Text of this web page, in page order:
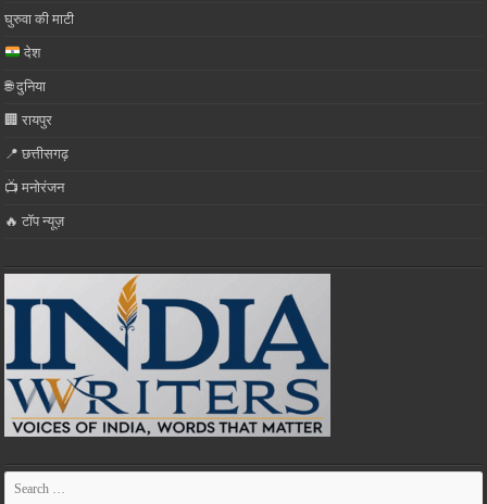
घुरुवा की माटी
देश
🌐 दुनिया
🏢 रायपुर
📍 छत्तीसगढ़
📺 मनोरंजन
🔥 टॉप न्यूज़